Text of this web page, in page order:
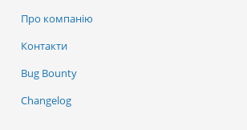
Про компанію
Контакти
Bug Bounty
Changelog